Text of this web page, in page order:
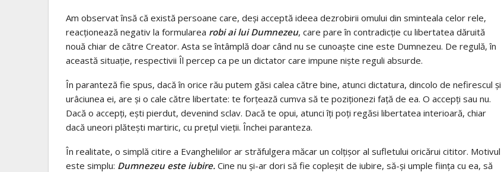
Am observat însă că există persoane care, deşi acceptă ideea dezrobirii omului din sminteala celor rele,
reacţionează negativ la formularea robi ai lui Dumnezeu, care pare în contradicţie cu libertatea dăruită
nouă chiar de către Creator. Asta se întâmplă doar când nu se cunoaşte cine este Dumnezeu. De regulă, în
această situaţie, respectivii Îl percep ca pe un dictator care impune nişte reguli absurde.
În paranteză fie spus, dacă în orice rău putem găsi calea către bine, atunci dictatura, dincolo de nefirescul şi
urâciunea ei, are şi o cale către libertate: te forţează cumva să te poziţionezi faţă de ea. O accepţi sau nu.
Dacă o accepţi, eşti pierdut, devenind sclav. Dacă te opui, atunci îţi poţi regăsi libertatea interioară, chiar
dacă uneori plăteşti martiric, cu preţul vieţii. Închei paranteza.
În realitate, o simplă citire a Evangheliilor ar străfulgera măcar un colţişor al sufletului oricărui cititor. Motivul
este simplu: Dumnezeu este iubire. Cine nu şi-ar dori să fie copleşit de iubire, să-şi umple fiinţa cu ea, să